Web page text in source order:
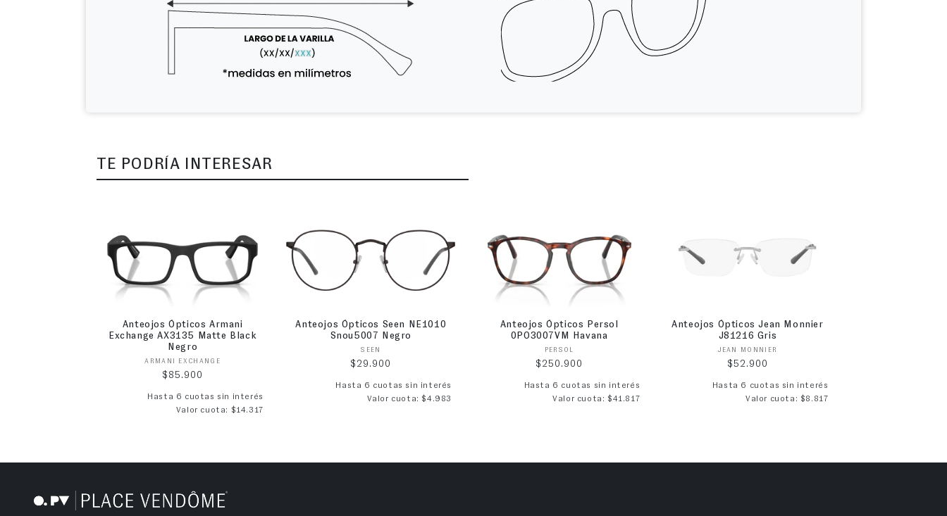
TE PODRÍA INTERESAR
Anteojos Ópticos Armani
Exchange AX3135 Matte Black
Negro
Proveedor:
ARMANI EXCHANGE
Precio habitual
$85.900
Hasta 6 cuotas sin interés
Valor cuota: $14.317
Anteojos Ópticos Seen NE1010
Snou5007 Negro
Proveedor:
SEEN
Precio habitual
$29.900
Hasta 6 cuotas sin interés
Valor cuota: $4.983
Anteojos Ópticos Persol
0PO3007VM Havana
Proveedor:
PERSOL
Precio habitual
$250.900
Hasta 6 cuotas sin interés
Valor cuota: $41.817
Anteojos Ópticos Jean Monnier
J81216 Gris
Proveedor:
JEAN MONNIER
Precio habitual
$52.900
Hasta 6 cuotas sin interés
Valor cuota: $8.817